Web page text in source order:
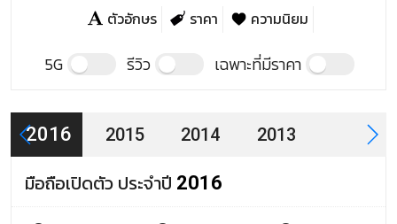
Cherry Mobile Superion Radar Quad Plus
Cherry Mobile รุ่นปี 2015
Cherry Mobile Flare Lite
Cherry Mobile รุ่นปี 2014
ตัวอักษร
ราคา ความนิยม
5G รีวิว เฉพาะที่มีราคา
2016 2015 2014 2013
มือถือเปิดตัว ประจำปี 2016